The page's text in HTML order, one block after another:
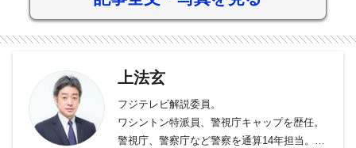
上法玄
フジテレビ解説委員。
ワシントン特派員、警視庁キャップを歴任。
警視庁、警察庁など警察を通算14年担当。そ